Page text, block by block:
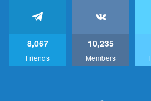
8,067
Friends
10,235
Members